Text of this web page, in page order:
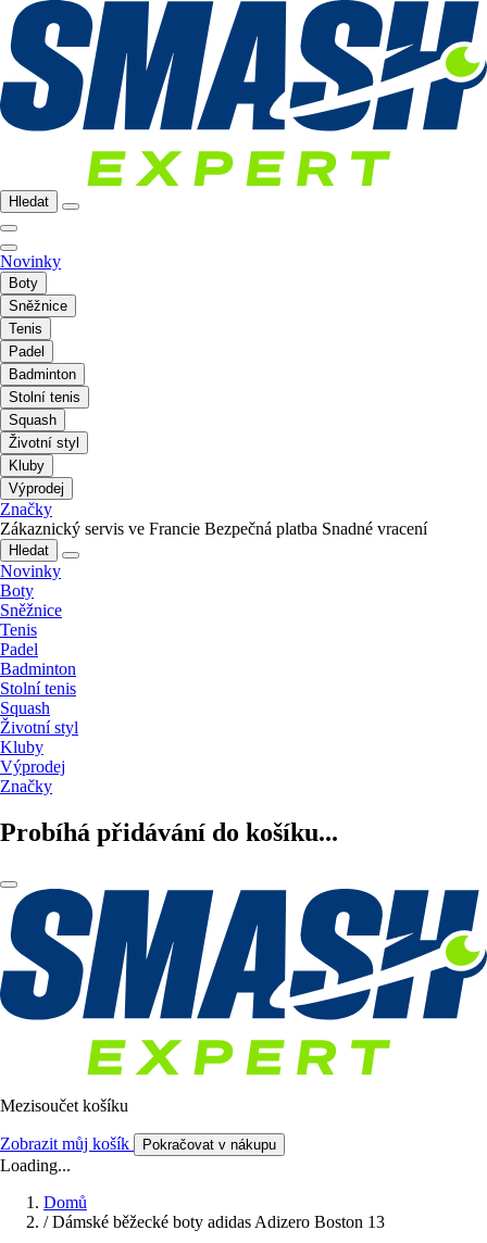
Hledat
Novinky
Boty
Sněžnice
Tenis
Padel
Badminton
Stolní tenis
Squash
Životní styl
Kluby
Výprodej
Značky
Zákaznický servis ve Francie Bezpečná platba Snadné vracení
Hledat
Novinky
Boty
Sněžnice
Tenis
Padel
Badminton
Stolní tenis
Squash
Životní styl
Kluby
Výprodej
Značky
Probíhá přidávání do košíku...
Mezisoučet košíku
Zobrazit můj košík Pokračovat v nákupu
Loading...
Domů
/ Dámské běžecké boty adidas Adizero Boston 13